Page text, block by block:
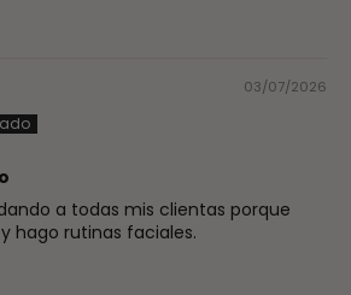
03/07/2026
a todas mis clientas porque
hago rutinas faciales.